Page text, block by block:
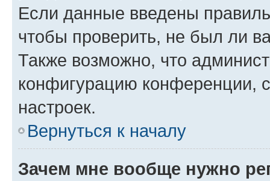
Если данные введены
чтобы проверить, не был ли
Также возможно, что
конфигурацию конференции,
настроек.
Вернуться к началу
Зачем мне вообще нужно